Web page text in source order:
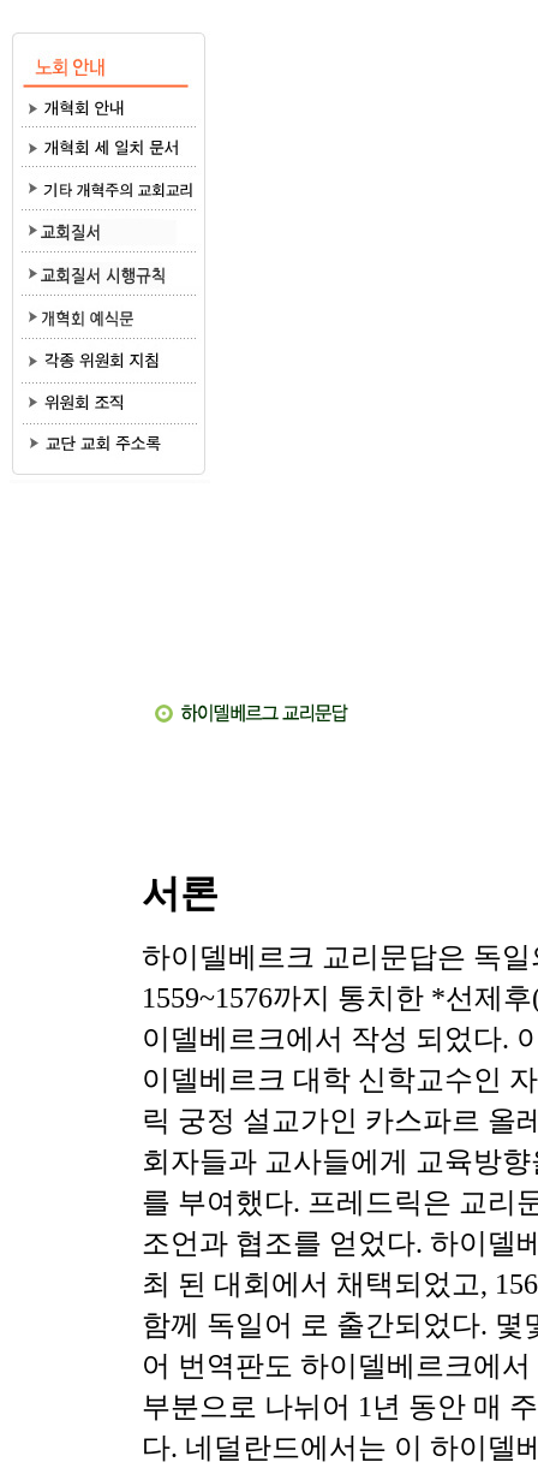
서론
하이델베르크 교리문답은 독
1559~1576까지 통치한 *선제
이델베르크에서 작성 되었다.
이델베르크 대학 신학교수인
릭 궁정 설교가인 카스파르 올
회자들과 교사들에게 교육방
를 부여했다. 프레드릭은 교리
조언과 협조를 얻었다. 하이델
최 된 대회에서 채택되었고,
함께 독일어 로 출간되었다. 몇
어 번역판도 하이델베르크에
부분으로 나뉘어 1년 동안 매
다. 네덜란드에서는 이 하이델